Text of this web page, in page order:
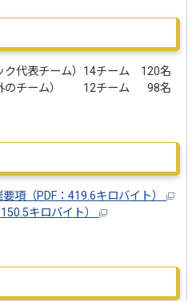
ク代表チーム）14チーム 120名
外のチーム） 12チーム 98名
項（PDF：419.6キロバイト）
キロバイト）